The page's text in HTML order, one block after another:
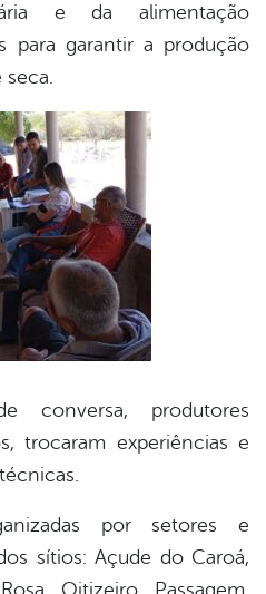
e da alimentação
para garantir a produção
conversa, produtores
trocaram experiências e
por setores e
sítios: Açude do Caroá,